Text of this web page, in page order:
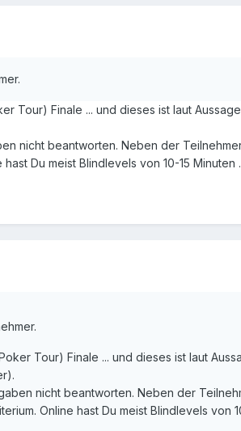
Tour) Finale ... und dieses ist laut
nicht beantworten. Neben der
Du meist Blindlevels von 10-15 Minuten
Tour) Finale ... und dieses ist laut
nicht beantworten. Neben der
Online hast Du meist Blindlevels von